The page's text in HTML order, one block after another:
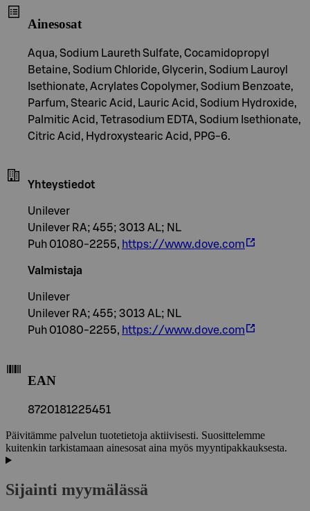
Ainesosat
Aqua, Sodium Laureth Sulfate, Cocamidopropyl
Betaine, Sodium Chloride, Glycerin, Sodium Lauroyl
Isethionate, Acrylates Copolymer, Sodium Benzoate,
Parfum, Stearic Acid, Lauric Acid, Sodium Hydroxide,
Palmitic Acid, Tetrasodium EDTA, Sodium Isethionate,
Citric Acid, Hydroxystearic Acid, PPG-6.
Yhteystiedot
Unilever
Unilever RA; 455; 3013 AL; NL
Puh 01080-2255, https://www.dove.com
Valmistaja
Unilever
Unilever RA; 455; 3013 AL; NL
Puh 01080-2255, https://www.dove.com
EAN
8720181225451
Päivitämme palvelun tuotetietoja aktiivisesti. Suosittelemme
kuitenkin tarkistamaan ainesosat aina myös myyntipakkauksesta.
Sijainti myymälässä